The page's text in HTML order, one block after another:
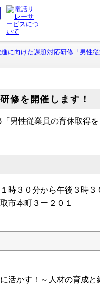
に向けた課題対応研修「男性
修を開催します！
男性従業員の育休取得
時３０分から午後３時３
本町３ー２０１
活かす！ ～人材の育成と